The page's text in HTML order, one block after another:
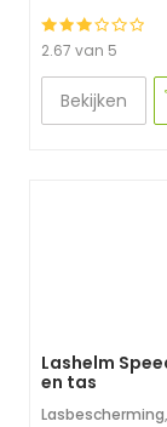
2.67 van 5
Bekijken
Lashelm
en tas
Lasbescherming,